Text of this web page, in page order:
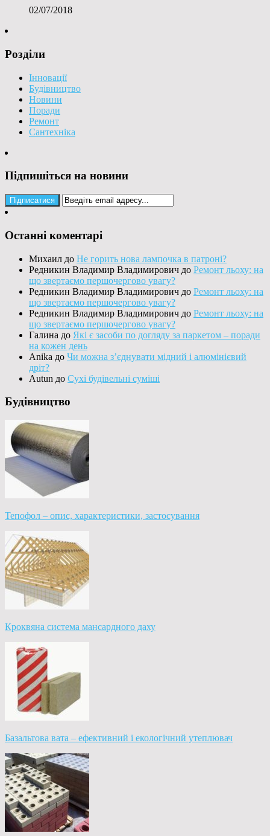
02/07/2018
Розділи
Інновації
Будівництво
Новини
Поради
Ремонт
Сантехніка
Підпишіться на новини
Останні коментарі
Михаил до Не горить нова лампочка в патроні?
Редникин Владимир Владимирович до Ремонт льоху: на
що звертаємо першочергово увагу?
Редникин Владимир Владимирович до Ремонт льоху: на
що звертаємо першочергово увагу?
Редникин Владимир Владимирович до Ремонт льоху: на
що звертаємо першочергово увагу?
Галина до Які є засоби по догляду за паркетом – поради
на кожен день
Anika до Чи можна з’єднувати мідний і алюмінієвий
дріт?
Autun до Сухі будівельні суміші
Будівництво
Тепофол – опис, характеристики, застосування
Кроквяна система мансардного даху
Базальтова вата – ефективний і екологічний утеплювач